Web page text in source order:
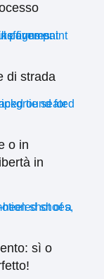
di strada
o in
in
sì o